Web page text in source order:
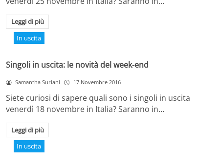
Leggi di più
In uscita
Singoli in uscita: le novità del week-end
Samantha Suriani 17 Novembre 2016
Siete curiosi di sapere quali sono i singoli in uscita
venerdì 18 novembre in Italia? Saranno in…
Leggi di più
In uscita